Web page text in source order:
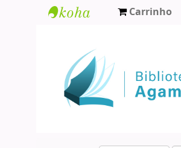
Agamenon
Magalhães
Carrinho